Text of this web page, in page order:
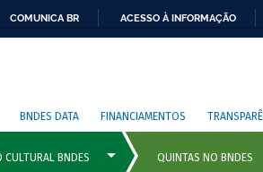
COMUNICA BR ACESSO À INFORMAÇÃO
BNDES DATA FINANCIAMENTOS